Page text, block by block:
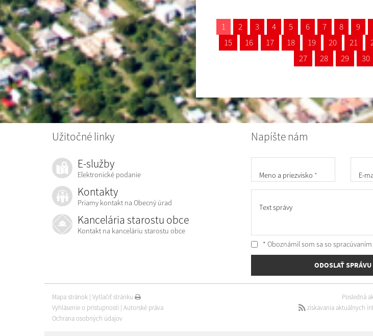
1 2 3 4 5 6 7 8 9
15
16 17 18 19 20 21
27
28 29 30
Napíšte nám
Meno a priezvisko * E-
Text správy
* Oboznámil som sa so
ODOSLAŤ SPRÁVU
Užitočné linky
E-služby
Elektronické podanie
Kontakty
Priamy kontakt na Obecný úrad
Kancelária starostu obce
Kontakt na kanceláriu starostu obce
Posledná
získavania aktuálnych
Mapa stránok | Vytlačiť stránku
Vyhlásenie o prístupnosti | Autorské práva
Ochrana osobných údajov